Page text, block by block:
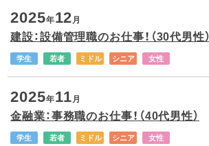
2025年12月
建設：設備管理職のお仕事！（30代男性）
学生 若者 ミドル シニア 女性
2025年11月
金融業：事務職のお仕事！（40代男性）
学生 若者 ミドル シニア 女性